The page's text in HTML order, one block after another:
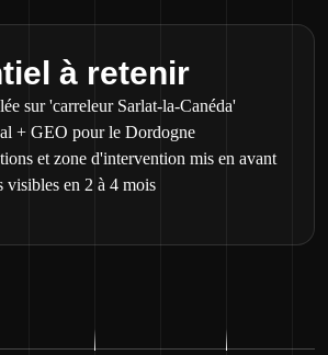
à retenir
sur 'carreleur Sarlat-la-Canéda'
+ GEO pour le Dordogne
et zone d'intervention mis en avant
visibles en 2 à 4 mois